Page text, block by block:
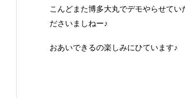
こんどまた博多大丸でデモやらせて
ださいましねー♪
おあいできるの楽しみにひています♪